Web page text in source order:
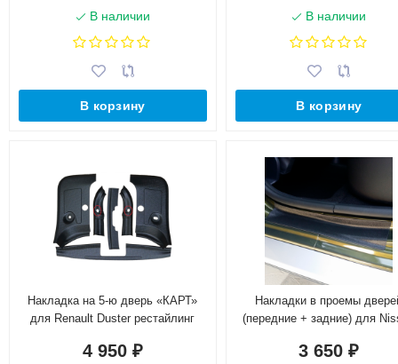
В наличии
В корзину
В наличии
В корзину
Накладка на 5-ю дверь «КАРТ»
для Renault Duster рестайлинг
4 950 ₽
Накладки в проемы
(передние + задние) для
3 650₽